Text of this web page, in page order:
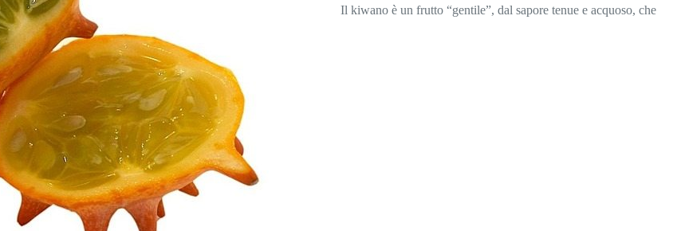
Il kiwano è un frutto “gentile”, dal sapore tenue e acquoso, che